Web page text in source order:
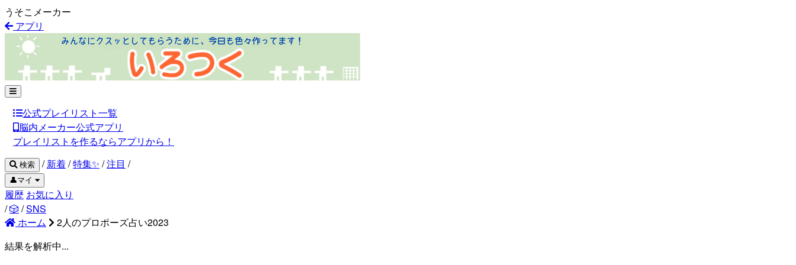
うそこメーカー
アプリ
公式プレイリスト一覧
脳内メーカー公式アプリ
プレイリストを作るならアプリから！
検索 / 新着/特集✨ /注目 /
👤マイ
履歴 お気に入り
/🎲 /SNS
ホーム
2人のプロポーズ占い2023
結果を解析中...